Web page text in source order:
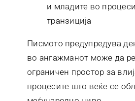
и младите во
транзиција
Писмото предупредува
во ангажманот може да
ограничен простор за
процесите што веќе се